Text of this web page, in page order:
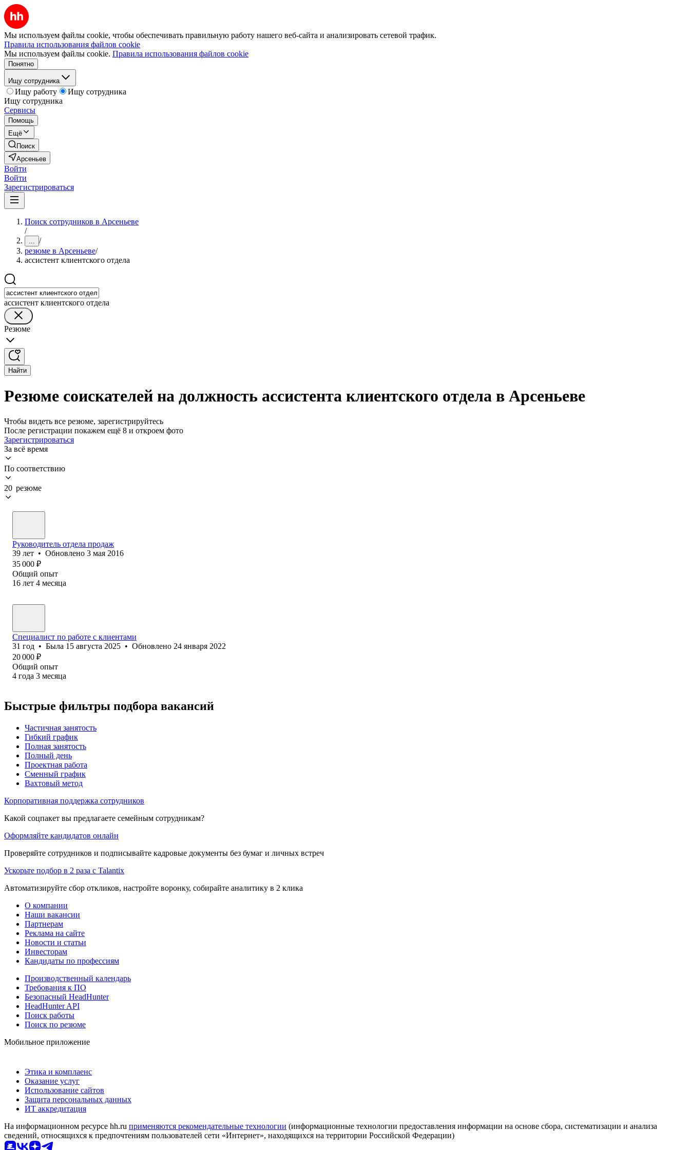
Мы используем файлы cookie, чтобы обеспечивать правильную работу нашего веб-сайта и анализировать сетевой трафик.
Правила использования файлов cookie
Мы используем файлы cookie. Правила использования файлов cookie
Понятно
Ищу сотрудника
Ищу работу
Ищу сотрудника
Ищу сотрудника
Сервисы
Помощь
Ещё
Поиск
Арсеньев
Войти
Войти
Зарегистрироваться
Поиск сотрудников в Арсеньеве
/
... /
резюме в Арсеньеве/
ассистент клиентского отдела
ассистент клиентского отдела
Резюме
Найти
Резюме соискателей на должность ассистента клиентского отдела в Арсеньеве
Чтобы видеть все резюме, зарегистрируйтесь
После регистрации покажем ещё 8 и откроем фото
Зарегистрироваться
За всё время
По соответствию
20 резюме
Руководитель отдела продаж
39 лет • Обновлено 3 мая 2016
35 000 ₽
Общий опыт
16 лет 4 месяца
Специалист по работе с клиентами
31 год • Была 15 августа 2025 • Обновлено 24 января 2022
20 000 ₽
Общий опыт
4 года 3 месяца
Быстрые фильтры подбора вакансий
Частичная занятость
Гибкий график
Полная занятость
Полный день
Проектная работа
Сменный график
Вахтовый метод
Корпоративная поддержка сотрудников
Какой соцпакет вы предлагаете семейным сотрудникам?
Оформляйте кандидатов онлайн
Проверяйте сотрудников и подписывайте кадровые документы без бумаг и личных встреч
Ускорьте подбор в 2 раза с Talantix
Автоматизируйте сбор откликов, настройте воронку, собирайте аналитику в 2 клика
О компании
Наши вакансии
Партнерам
Реклама на сайте
Новости и статьи
Инвесторам
Кандидаты по профессиям
Производственный календарь
Требования к ПО
Безопасный HeadHunter
HeadHunter API
Поиск работы
Поиск по резюме
Мобильное приложение
Этика и комплаенс
Оказание услуг
Использование сайтов
Защита персональных данных
ИТ аккредитация
На информационном ресурсе hh.ru применяются рекомендательные технологии (информационные технологии предоставления информации на основе сбора, систематизации и анализа
сведений, относящихся к предпочтениям пользователей сети «Интернет», находящихся на территории Российской Федерации)